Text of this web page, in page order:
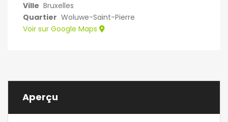
Ville Bruxelles
Quartier Woluwe-Saint-Pierre
Voir sur Google Maps
Aperçu